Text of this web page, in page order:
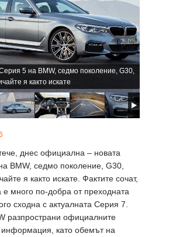
5 на BMW, седмо поколение, G30,
я както искате
днес официална – новата
BMW, седмо поколение, G30,
я както искате. Фактите сочат,
е много по-добра от преходната
сходна с актуалната Серия 7.
разпространи официалните
като обемът на